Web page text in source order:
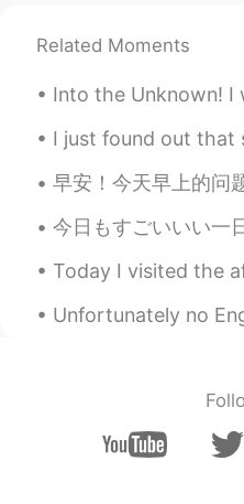
Mark
EN DE CNJP PH
@kevin-yeungif
Mark
She only
Related Moments
Into the Unknown! I want to work abroad for
I just found out that someone is using my
早安！今天早上的问题：'Way'这个英文副词怎么用？怎么用这个单词听起来母语者。
今日もすごいいい一日過ごせた。 今日は祝日で授業なかった〜 まずはミュンヘンに行って、
Today I visited the aftermath of the forest fire
Unfortunately no English lessons, or readings